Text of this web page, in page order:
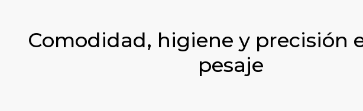
Comodidad, higiene y precisión
pesaje